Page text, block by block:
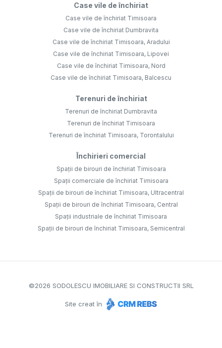
Case vile de închiriat
Case vile de închiriat Timisoara
Case vile de închiriat Dumbravita
Case vile de închiriat Timisoara, Aradului
Case vile de închiriat Timisoara, Lipovei
Case vile de închiriat Timisoara, Nord
Case vile de închiriat Timisoara, Balcescu
Terenuri de închiriat
Terenuri de închiriat Dumbravita
Terenuri de închiriat Timisoara
Terenuri de închiriat Timisoara, Torontalului
Închirieri comercial
Spații de birouri de închiriat Timisoara
Spații comerciale de închiriat Timisoara
Spații de birouri de închiriat Timisoara, Ultracentral
Spații de birouri de închiriat Timisoara, Central
Spații industriale de închiriat Timisoara
Spații de birouri de închiriat Timisoara, Semicentral
©2026 SODOLESCU IMOBILIARE SI CONSTRUCTII SRL
Site creat în